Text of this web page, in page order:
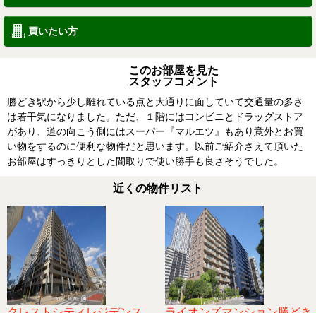
買いたい方
このお部屋を見た
スタッフコメント
勝どき駅から少し離れている点と大通りに面していて交通量の多さ
は若干気になりました。ただ、１階にはコンビニとドラッグストア
があり、道の向こう側にはスーパー『マルエツ』もあり意外とお買
い物をするのに便利な物件だと思います。以前ご紹介さえて頂いた
お部屋はすっきりとした間取りで使い勝手も良さそうでした。
近くの物件リスト